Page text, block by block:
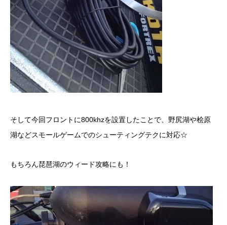
そして今回フロントに800khzを設置したことで、野尻湖や桧原
湖などスモールゲームでのシューティングテクに対応☆
もちろん琵琶湖のウィード攻略にも！